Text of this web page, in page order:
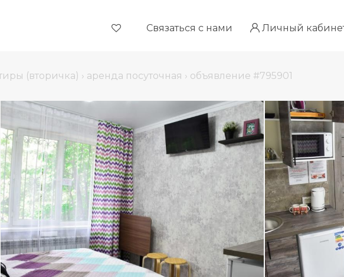
Связаться с нами Личный
(вторичка) › аренда посуточная › объявление #795901